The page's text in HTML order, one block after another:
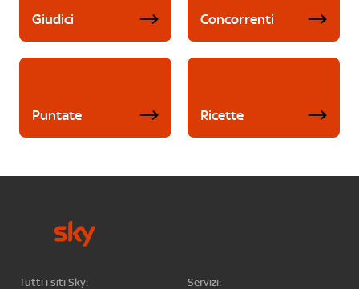
Giudici Concorrenti
Puntate Ricette
Tutti i siti Sky:
Servizi: